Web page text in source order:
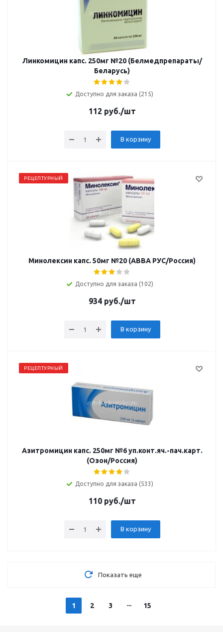
Линкомицин капс. 250мг №20 (Белмедпрепараты/
Беларусь)
Доступно для заказа (215)
112 руб./шт
В корзину
РЕЦЕПТУРНЫЙ
Минолексин капс. 50мг №20 (АВВА РУС/Россия)
Доступно для заказа (102)
934руб./шт
В корзину
РЕЦЕПТУРНЫЙ
Азитромицин капс. 250мг №6 уп.конт.яч.-пач.карт.
(Озон/Россия)
Доступно для заказа (533)
110руб./шт
В корзину
Показать еще
1 2 3 15